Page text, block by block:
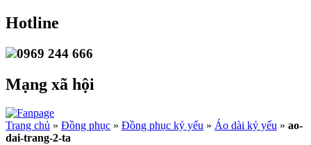
Hotline
0969 244 666
Mạng xã hội
Trang chủ » Đồng phục » Đồng phục kỷ yếu » Áo dài kỷ yếu » ao-
dai-trang-2-ta